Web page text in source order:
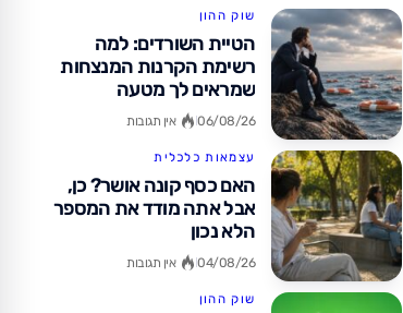
שוק ההון
הטיית השורדים: למה
רשימת הקרנות המנצחות
שמראים לך מטעה
06/08/26 אין תגובות
עצמאות כלכלית
האם כסף קונה אושר? כן,
אבל אתה מודד את המספר
הלא נכון
04/08/26 אין תגובות
שוק ההון